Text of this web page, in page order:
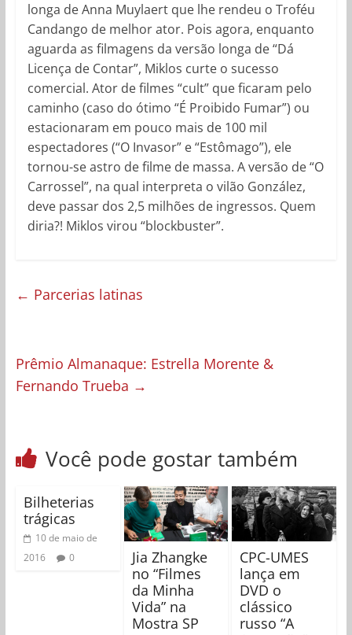
longa de Anna Muylaert que lhe rendeu o Troféu
Candango de melhor ator. Pois agora, enquanto
aguarda as filmagens da versão longa de “Dá
Licença de Contar”, Miklos curte o sucesso
comercial. Ator de filmes “cult” que ficaram pelo
caminho (caso do ótimo “É Proibido Fumar”) ou
estacionaram em pouco mais de 100 mil
espectadores (“O Invasor” e “Estômago”), ele
tornou-se astro de filme de massa. A versão de “O
Carrossel”, na qual interpreta o vilão González,
deve passar dos 2,5 milhões de ingressos. Quem
diria?! Miklos virou “blockbuster”.
← Parcerias latinas
Prêmio Almanaque: Estrella Morente &
Fernando Trueba →
Você pode gostar também
Bilheterias
trágicas
10 de maio de
2016
0
Jia Zhangke
no “Filmes
da Minha
Vida” na
Mostra SP
CPC-UMES
lança em
DVD o
clássico
russo “A